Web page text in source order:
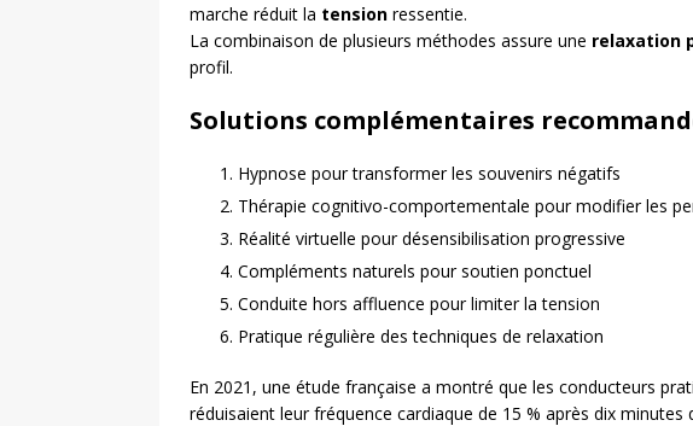
marche réduit la tension ressentie.
La combinaison de plusieurs méthodes assure une relaxation
profil.
Solutions complémentaires
Hypnose pour transformer les souvenirs négatifs
Thérapie cognitivo-comportementale pour modifier les
Réalité virtuelle pour désensibilisation progressive
Compléments naturels pour soutien ponctuel
Conduite hors affluence pour limiter la tension
Pratique régulière des techniques de relaxation
En 2021, une étude française a montré que les conducteurs
réduisaient leur fréquence cardiaque de 15 % après dix minutes